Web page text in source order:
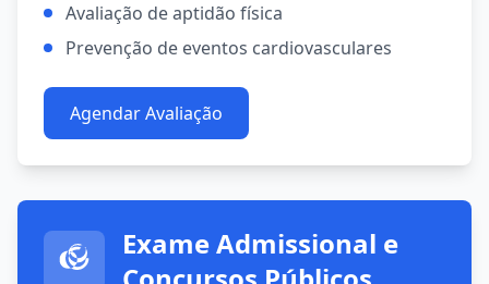
Avaliação de aptidão física
Prevenção de eventos cardiovasculares
Agendar Avaliação
Exame Admissional e